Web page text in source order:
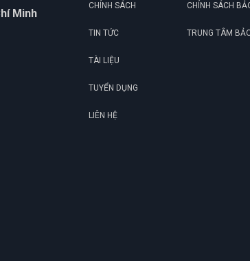
Minh
CHÍNH SÁCH
TIN TỨC
TÀI LIỆU
TUYỂN DỤNG
LIÊN HỆ
CHÍNH SÁCH
TRUNG TÂM